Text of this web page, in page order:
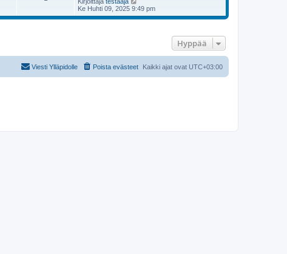
ä
y
n
Ke Huhti 09, 2025 9:49 pm
Hyppää
Kaikki ajat ovat UTC+03:00
Poista evästeet
Viesti Ylläpidolle